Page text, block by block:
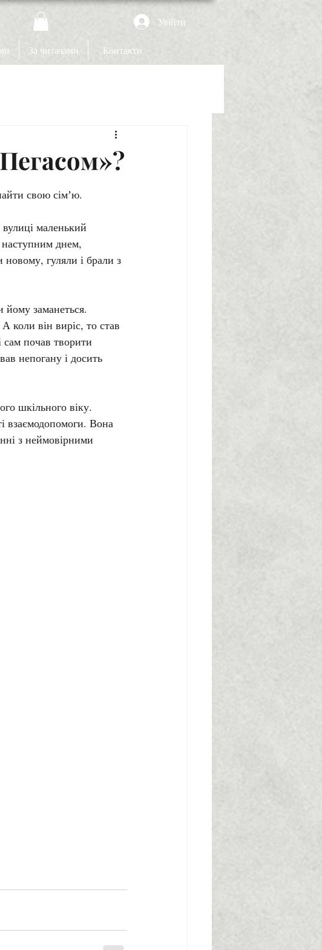
Увійти
За читачами Контакти
свою сімʼю.
маленький
наступним днем,
гуляли і брали з
йому заманеться.
коли він виріс, то став
почав творити
непогану і досить
шкільного віку.
взаємодопомоги. Вона
з неймовірними